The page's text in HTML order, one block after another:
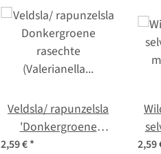
Veldsla/ rapunzelsla
'Donkergroene
rasechte' (Valerianella
2,59 €* 2,59